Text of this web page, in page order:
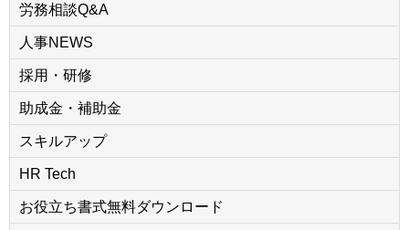
労務相談Q&A
人事NEWS
採用・研修
助成金・補助金
スキルアップ
HR Tech
お役立ち書式無料ダウンロード